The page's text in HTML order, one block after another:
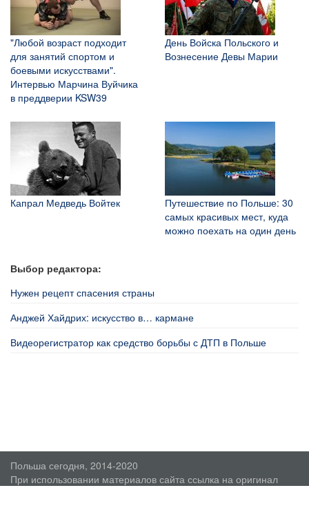
"Любой возраст подходит
для занятий спортом и
боевыми искусствами".
Интервью Марчина Вуйчика
в преддверии KSW39
День Войска Польского и
Вознесение Девы Марии
Капрал Медведь Войтек
Путешествие по Польше: 30
самых красивых мест, куда
можно поехать на один день
Выбор редактора:
Нужен рецепт спасения страны
Анджей Хайдрих: искусство в… кармане
Видеорегистратор как средство борьбы с ДТП в Польше
Польша сегодня, 2014-2020
При использовании материалов сайта ссылка на оригинал